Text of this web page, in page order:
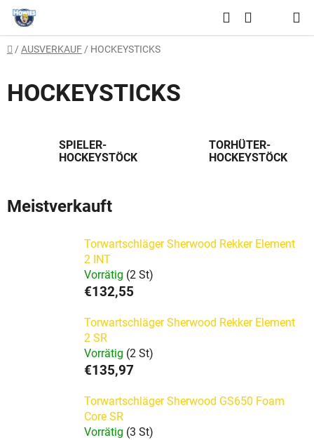
Zum
Inhalt
springen
Suchen
Startseite
/ AUSVERKAUF / HOCKEYSTICKS
HOCKEYSTICKS
SPIELER-
HOCKEYSTÖCKE
TORHÜTER-
HOCKEYSTÖCKE
Meistverkauft
Torwartschläger Sherwood Rekker Element
2 INT
Vorrätig (2 St)
€132,55
Torwartschläger Sherwood Rekker Element
2 SR
Vorrätig (2 St)
€135,97
Torwartschläger Sherwood GS650 Foam
Core SR
Vorrätig (3 St)